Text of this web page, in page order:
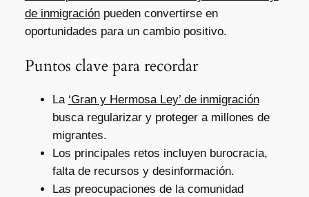
de inmigraciónpueden convertirse en
oportunidades para un cambio positivo.
Puntos clave para recordar
La ‘Gran y Hermosa Ley’ de inmigración
busca regularizar y proteger a millones de
migrantes.
Los principales retos incluyen burocracia,
falta de recursos y desinformación.
Las preocupaciones de la comunidad